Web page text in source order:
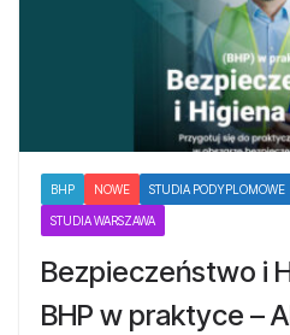
BHP NOWE STUDIA PODYPLOMOWE
STUDIA WARSZAWA
Bezpieczeństwo i
BHP w praktyce –